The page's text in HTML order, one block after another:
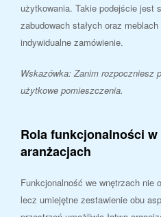
użytkowania. Takie podejście jest
zabudowach stałych oraz
indywidualne zamówienie.
Wskazówka: Zanim rozpoczniesz
użytkowe pomieszczenia.
Rola funkcjonalności
aranżacjach
Funkcjonalność we wnętrzach nie
lecz umiejętne zestawienie obu